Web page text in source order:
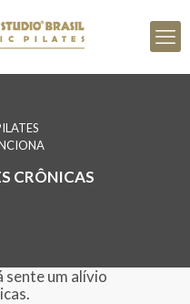
CRÔNICAS
sente um alívio